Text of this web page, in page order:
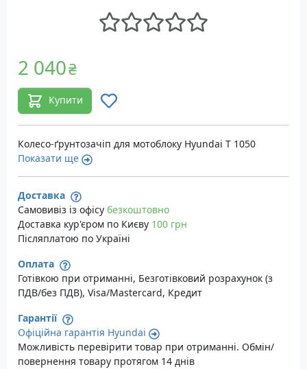
2 040₴
Купити
Колесо-ґрунтозачіп для мотоблоку Hyundai T 1050
Показати ще
Доставка
Самовивіз із офісу безкоштовно
Доставка кур'єром по Києву 100 грн
Післяплатою по Україні
Оплата
Готівкою при отриманні, Безготівковий розрахунок (з
ПДВ/без ПДВ), Visa/Mastercard, Кредит
Гарантії
Офіційна гарантія Hyundai
Можливість перевірити товар при отриманні. Обмін/
повернення товару протягом 14 днів